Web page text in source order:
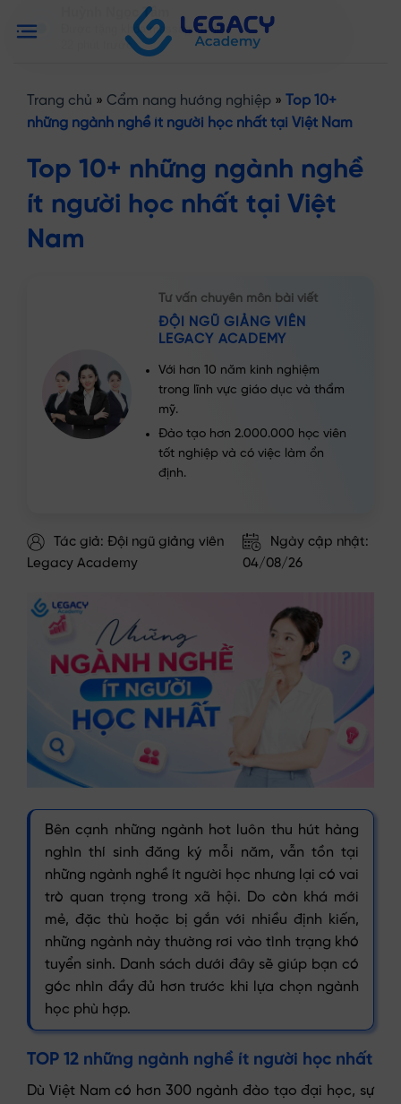
Huỳnh Ngọc Tâm
Được tặng khóa massage trị liệu
qua
Trang chủ » Cẩm nang hướng nghiệp » Top 10+
những ngành nghề ít người học nhất tại Việt Nam
Top 10+ những ngành nghề
ít người học nhất tại Việt
Nam
Tư vấn chuyên môn bài viết
ĐỘI NGŨ GIẢNG VIÊN
LEGACY ACADEMY
Với hơn 10 năm kinh nghiệm
trong lĩnh vực giáo dục và thẩm
mỹ.
Đào tạo hơn 2.000.000 học viên
tốt nghiệp và có việc làm ổn
định.
Tác giả: Đội ngũ giảng viên
Legacy Academy
Ngày cập nhật:
04/08/26
Bên cạnh những ngành hot luôn thu hút hàng
nghìn thí sinh đăng ký mỗi năm, vẫn tồn tại
những ngành nghề ít người học nhưng lại có vai
trò quan trọng trong xã hội. Do còn khá mới
mẻ, đặc thù hoặc bị gắn với nhiều định kiến,
những ngành này thường rơi vào tình trạng khó
tuyển sinh. Danh sách dưới đây sẽ giúp bạn có
góc nhìn đầy đủ hơn trước khi lựa chọn ngành
học phù hợp.
TOP 12 những ngành nghề ít người học nhất
Dù Việt Nam có hơn 300 ngành đào tạo đại học, sự